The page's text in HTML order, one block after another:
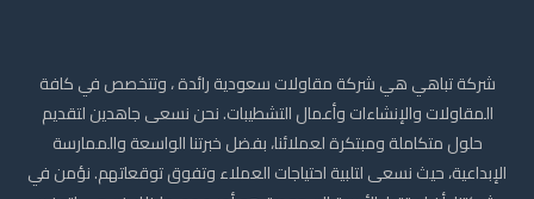
شركة تباهي هي شركة مقاولات سعودية رائدة ، وتتخصص في كافة
المقاولات والإنشاءات وأعمال التشطيبات. نحن نسعى جاهدين لتقديم
حلول متكاملة ومبتكرة لعملائنا، بفضل خبرتنا الواسعة والممارسة
الإبداعية، حيث نسعى لتلبية احتياجات العملاء وتفوق توقعاتهم. نؤمن في